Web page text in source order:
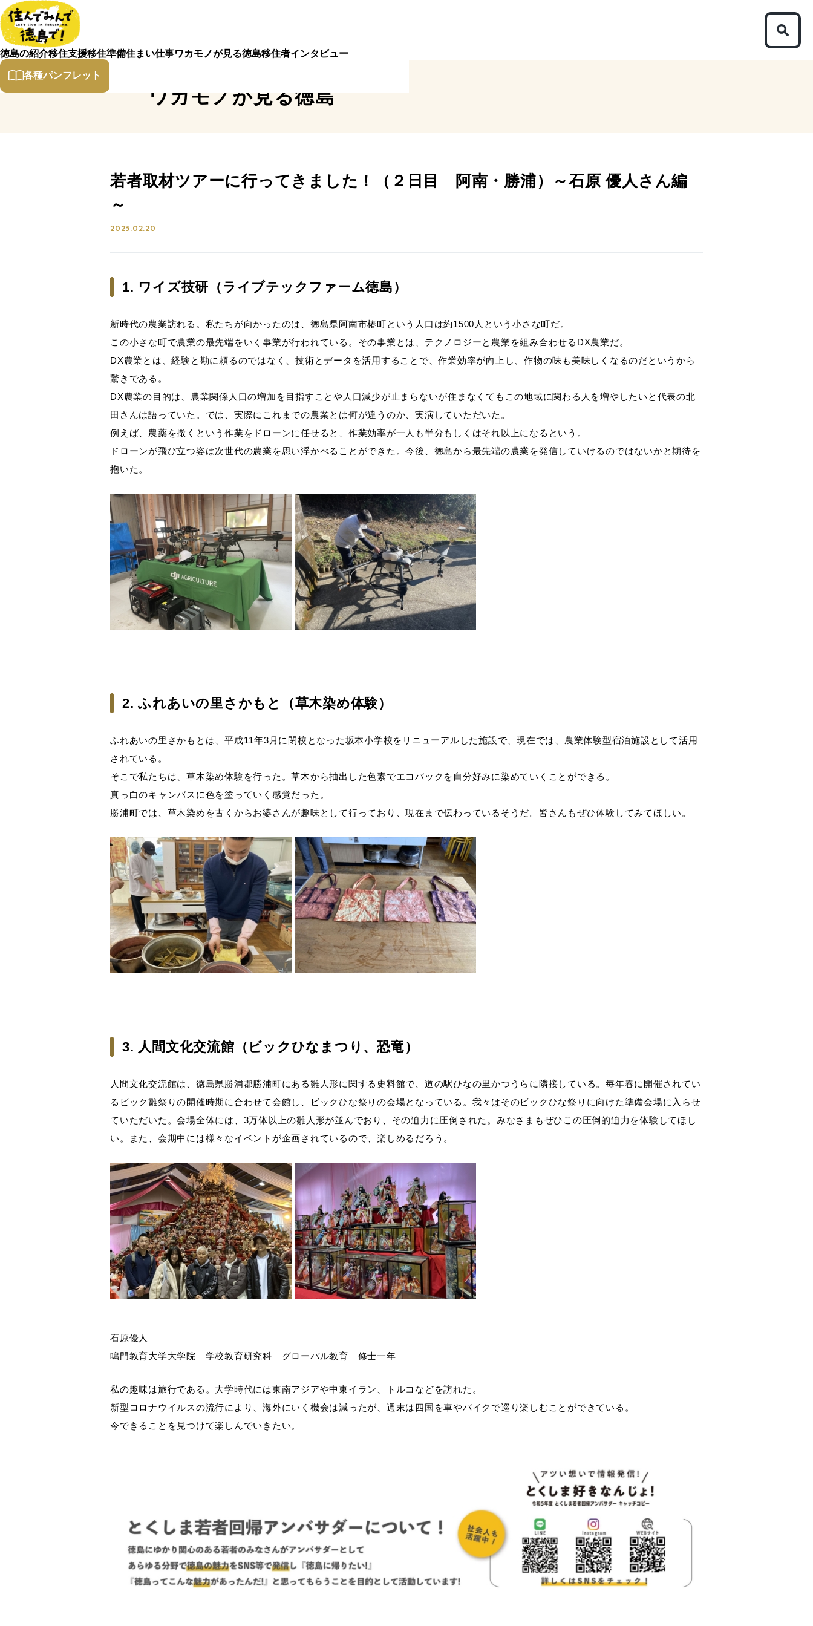
徳島の紹介移住支援移住準備住まい仕事ワカモノが見る徳島移住者インタビュー
各種パンフレット
ワカモノが見る徳島
若者取材ツアーに行ってきました！（２日目 阿南・勝浦）～石原 優人さん編
～
2023.02.20
1. ワイズ技研（ライブテックファーム徳島）
新時代の農業訪れる。私たちが向かったのは、徳島県阿南市椿町という人口は約1500人という小さな町だ。
この小さな町で農業の最先端をいく事業が行われている。その事業とは、テクノロジーと農業を組み合わせるDX農業だ。
DX農業とは、経験と勘に頼るのではなく、技術とデータを活用することで、作業効率が向上し、作物の味も美味しくなるのだというから
驚きである。
DX農業の目的は、農業関係人口の増加を目指すことや人口減少が止まらないが住まなくてもこの地域に関わる人を増やしたいと代表の北
田さんは語っていた。では、実際にこれまでの農業とは何が違うのか、実演していただいた。
例えば、農薬を撒くという作業をドローンに任せると、作業効率が一人も半分もしくはそれ以上になるという。
ドローンが飛び立つ姿は次世代の農業を思い浮かべることができた。今後、徳島から最先端の農業を発信していけるのではないかと期待を
抱いた。
2. ふれあいの里さかもと（草木染め体験）
ふれあいの里さかもとは、平成11年3月に閉校となった坂本小学校をリニューアルした施設で、現在では、農業体験型宿泊施設として活用
されている。
そこで私たちは、草木染め体験を行った。草木から抽出した色素でエコバックを自分好みに染めていくことができる。
真っ白のキャンバスに色を塗っていく感覚だった。
勝浦町では、草木染めを古くからお婆さんが趣味として行っており、現在まで伝わっているそうだ。皆さんもぜひ体験してみてほしい。
3. 人間文化交流館（ビックひなまつり、恐竜）
人間文化交流館は、徳島県勝浦郡勝浦町にある雛人形に関する史料館で、道の駅ひなの里かつうらに隣接している。毎年春に開催されてい
るビック雛祭りの開催時期に合わせて会館し、ビックひな祭りの会場となっている。我々はそのビックひな祭りに向けた準備会場に入らせ
ていただいた。会場全体には、3万体以上の雛人形が並んでおり、その迫力に圧倒された。みなさまもぜひこの圧倒的迫力を体験してほし
い。また、会期中には様々なイベントが企画されているので、楽しめるだろう。
石原優人
鳴門教育大学大学院 学校教育研究科 グローバル教育 修士一年
私の趣味は旅行である。大学時代には東南アジアや中東イラン、トルコなどを訪れた。
新型コロナウイルスの流行により、海外にいく機会は減ったが、週末は四国を車やバイクで巡り楽しむことができている。
今できることを見つけて楽しんでいきたい。